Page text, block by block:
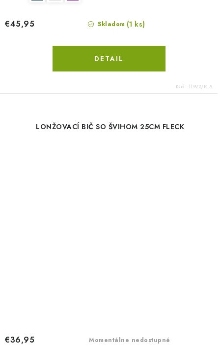
Skladom (1 ks)
€45,95
DETAIL
Kód: 11992/BLA
LONŽOVACÍ BIČ SO ŠVIHOM 25CM FLECK
Momentálne nedostupné
€36,95